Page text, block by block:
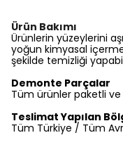
Ürün Bakımı
Ürünlerin yüzeylerini
yoğun kimyasal
şekilde temizliği
Demonte Parçalar
Tüm ürünler paketli ve
Teslimat Yapılan
Tüm Türkiye / Tüm